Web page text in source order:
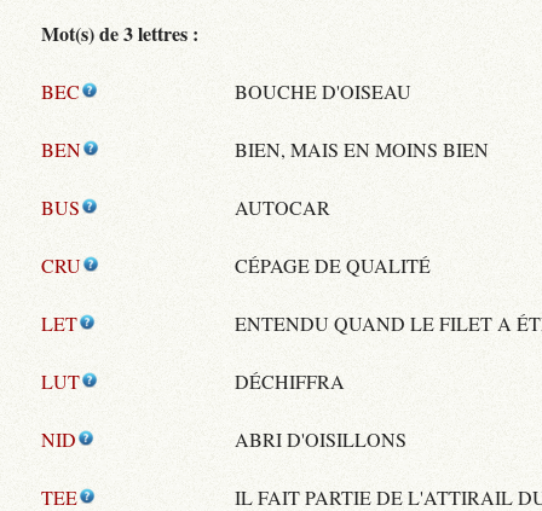
Mot(s) de 3 lettres :
BEC BOUCHE D'OISEAU
BEN BIEN, MAIS EN MOINS BIEN
BUS AUTOCAR
CRU CÉPAGE DE QUALITÉ
LET ENTENDU QUAND LE FILET A
LUT DÉCHIFFRA
NID ABRI D'OISILLONS
TEE
IL FAIT PARTIE DE L'ATTIRAIL